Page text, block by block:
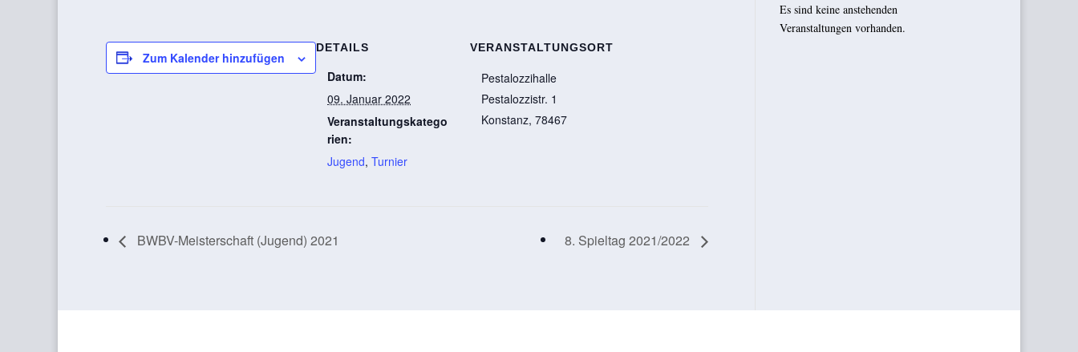
Zum Kalender hinzufügen
DETAILS
Datum:
09. Januar 2022
Veranstaltungskatego
rien:
Jugend, Turnier
VERANSTALTUNGSORT
Pestalozzihalle
Pestalozzistr. 1
Konstanz, 78467
BWBV-Meisterschaft (Jugend) 2021 8. Spieltag 2021/2022
Es sind keine anstehenden
Veranstaltungen vorhanden.